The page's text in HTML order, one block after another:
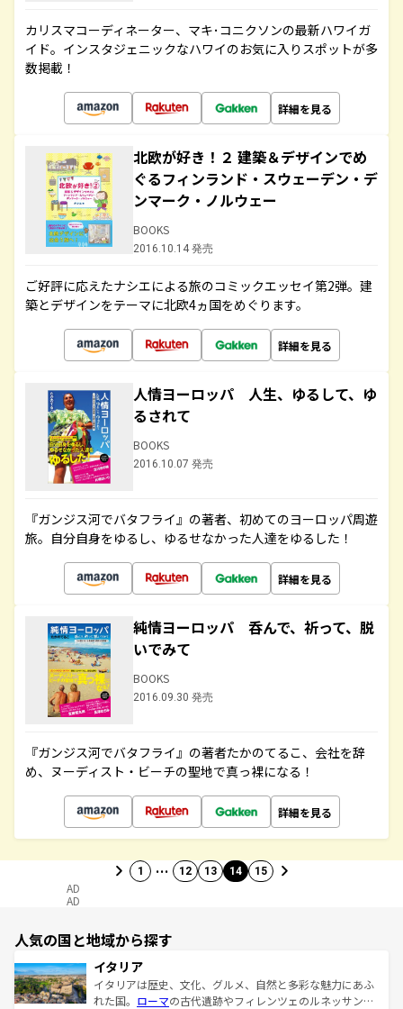
カリスマコーディネーター、マキ･コニクソンの最新ハワイガ
イド。インスタジェニックなハワイのお気に入りスポットが多
数掲載！
詳細を見る
北欧が好き！２ 建築＆デザインでめ
ぐるフィンランド・スウェーデン・デ
ンマーク・ノルウェー
BOOKS
2016.10.14 発売
ご好評に応えたナシエによる旅のコミックエッセイ第2弾。建
築とデザインをテーマに北欧4ヵ国をめぐります。
詳細を見る
人情ヨーロッパ 人生、ゆるして、ゆ
るされて
BOOKS
2016.10.07 発売
『ガンジス河でバタフライ』の著者、初めてのヨーロッパ周遊
旅。自分自身をゆるし、ゆるせなかった人達をゆるした！
詳細を見る
純情ヨーロッパ 呑んで、祈って、脱
いでみて
BOOKS
2016.09.30 発売
『ガンジス河でバタフライ』の著者たかのてるこ、会社を辞
め、ヌーディスト・ビーチの聖地で真っ裸になる！
詳細を見る
1 … 12 13 14 15
AD
AD
人気の国と地域から探す
イタリア
イタリアは歴史、文化、グルメ、自然と多彩な魅力にあふ
れた国。 ローマの古代遺跡やフィレンツェのルネッサンス